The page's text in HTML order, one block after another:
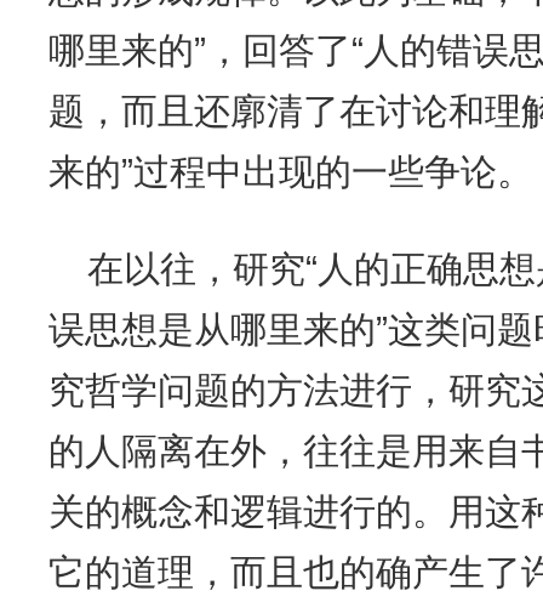
哪里来的”，回答了“人的错误
题，而且还廓清了在讨论和理
来的”过程中出现的一些争论。
在以往，研究“人的正确思
误思想是从哪里来的”这类问
究哲学问题的方法进行，研究
的人隔离在外，往往是用来自
关的概念和逻辑进行的。用这
它的道理，而且也的确产生了